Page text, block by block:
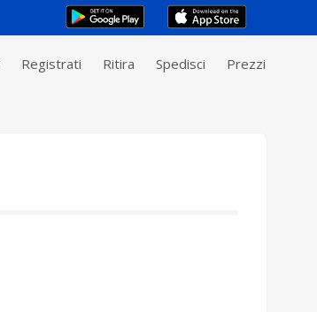
Registrati Ritira Spedisci Prezzi